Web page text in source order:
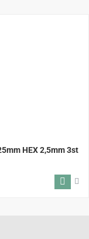
HEX 2,5mm 3st